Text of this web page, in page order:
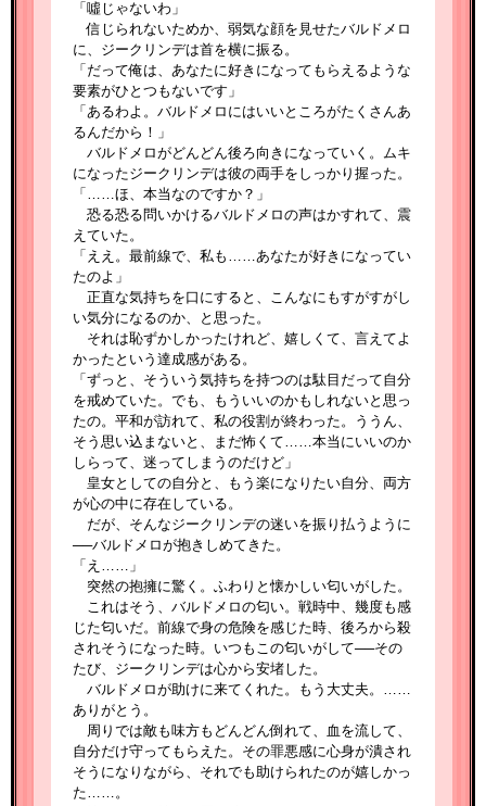
「噓じゃないわ」
信じられないためか、弱気な顔を見せたバルドメロ
に、ジークリンデは首を横に振る。
「だって俺は、あなたに好きになってもらえるような
要素がひとつもないです」
「あるわよ。バルドメロにはいいところがたくさんあ
るんだから！」
バルドメロがどんどん後ろ向きになっていく。ムキ
になったジークリンデは彼の両手をしっかり握った。
「……ほ、本当なのですか？」
恐る恐る問いかけるバルドメロの声はかすれて、震
えていた。
「ええ。最前線で、私も……あなたが好きになってい
たのよ」
正直な気持ちを口にすると、こんなにもすがすがし
い気分になるのか、と思った。
それは恥ずかしかったけれど、嬉しくて、言えてよ
かったという達成感がある。
「ずっと、そういう気持ちを持つのは駄目だって自分
を戒めていた。でも、もういいのかもしれないと思っ
たの。平和が訪れて、私の役割が終わった。ううん、
そう思い込まないと、まだ怖くて……本当にいいのか
しらって、迷ってしまうのだけど」
皇女としての自分と、もう楽になりたい自分、両方
が心の中に存在している。
だが、そんなジークリンデの迷いを振り払うように
──バルドメロが抱きしめてきた。
「え……」
突然の抱擁に驚く。ふわりと懐かしい匂いがした。
これはそう、バルドメロの匂い。戦時中、幾度も感
じた匂いだ。前線で身の危険を感じた時、後ろから殺
されそうになった時。いつもこの匂いがして──その
たび、ジークリンデは心から安堵した。
バルドメロが助けに来てくれた。もう大丈夫。……
ありがとう。
周りでは敵も味方もどんどん倒れて、血を流して、
自分だけ守ってもらえた。その罪悪感に心身が潰され
そうになりながら、それでも助けられたのが嬉しかっ
た……。